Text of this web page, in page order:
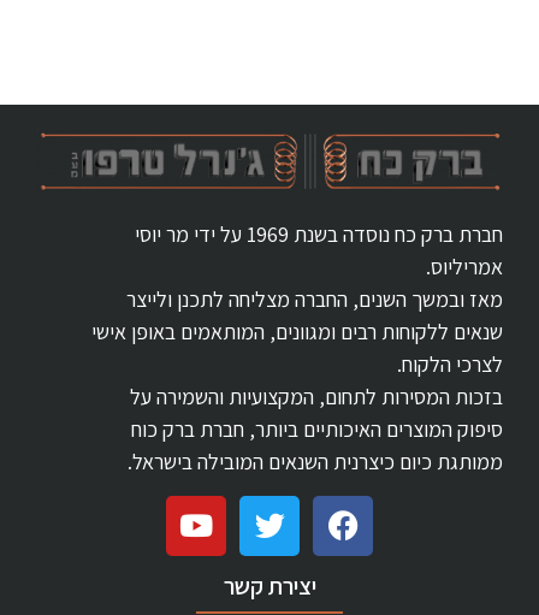
חברת ברק כח נוסדה בשנת 1969 על ידי מר יוסי
אמריליוס.
מאז ובמשך השנים, החברה מצליחה לתכנן ולייצר
שנאים ללקוחות רבים ומגוונים, המותאמים באופן אישי
לצרכי הלקוח.
בזכות המסירות לתחום, המקצועיות והשמירה על
סיפוק המוצרים האיכותיים ביותר, חברת ברק כוח
ממותגת כיום כיצרנית השנאים המובילה בישראל.
יצירת קשר